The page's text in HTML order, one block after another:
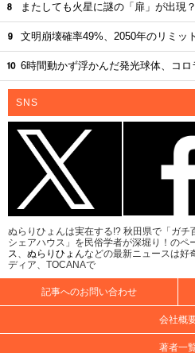
またしても火星に謎の「扉」が出現？
文明崩壊確率49%、2050年のリミット
6時間動かず浮かんだ発光球体、コロ
SNS
ぬらりひょんは実在する!? 秋田県で「ガ
シェアハウス」を民俗学者が深堀り！のペ
ス、 ぬらりひょんなどの最新ニュースは好
ディア、TOCANAで
記事へのお問い合わせ
会社概
著者一